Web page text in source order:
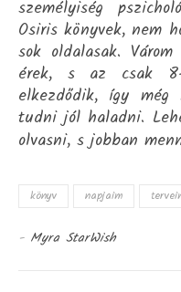
személyiség
Osiris könyvek, nem
sok oldalasak.
érek, s az csak
elkezdődik, így
tudni jól haladni.
olvasni, s jobban
könyv napjaim
- Myra StarWish